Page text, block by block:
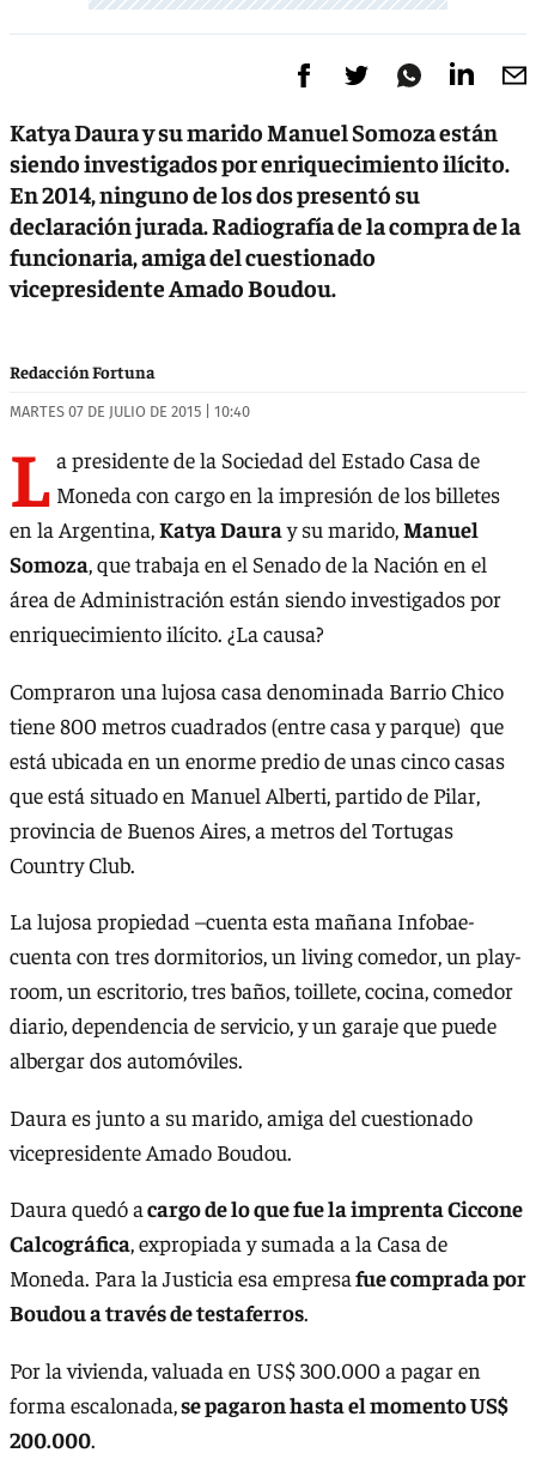
Katya Daura y su marido Manuel Somoza están
siendo investigados por enriquecimiento ilícito.
En 2014, ninguno de los dos presentó su
declaración jurada. Radiografía de la compra de la
funcionaria, amiga del cuestionado
vicepresidente Amado Boudou.
Redacción Fortuna
MARTES 07 DE JULIO DE 2015 | 10:40
L a presidente de la Sociedad del Estado Casa de
Moneda con cargo en la impresión de los billetes
en la Argentina,Katya Dauray su marido,Manuel
Somoza, que trabaja en el Senado de la Nación en el
área de Administración están siendo investigados por
enriquecimiento ilícito. ¿La causa?
Compraron una lujosa casa denominada Barrio Chico
tiene 800 metros cuadrados (entre casa y parque) que
está ubicada en un enorme predio de unas cinco casas
que está situado en Manuel Alberti, partido de Pilar,
provincia de Buenos Aires, a metros del Tortugas
Country Club.
La lujosa propiedad –cuenta esta mañana Infobae-
cuenta con tres dormitorios, un living comedor, un play-
room, un escritorio, tres baños, toillete, cocina, comedor
diario, dependencia de servicio, y un garaje que puede
albergar dos automóviles.
Daura es junto a su marido, amiga del cuestionado
vicepresidente Amado Boudou.
Daura quedó acargo de lo que fue la imprenta Ciccone
Calcográfica, expropiada y sumada a la Casa de
Moneda. Para la Justicia esa empresafue comprada por
Boudou a través de testaferros.
Por la vivienda, valuada en US$ 300.000 a pagar en
forma escalonada,se pagaron hasta el momento US$
200.000.